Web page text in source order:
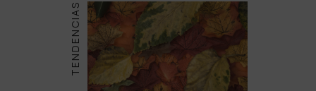
TENDENCIAS